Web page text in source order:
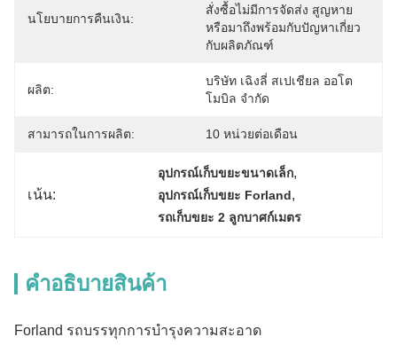
นโยบายการคืนเงิน:
สั่งซื้อไม่มีการจัดส่ง สูญหาย
หรือมาถึงพร้อมกับปัญหาเกี่ยว
กับผลิตภัณฑ์
ผลิต:
บริษัท เฉิงลี่ สเปเชียล ออโต
โมบิล จำกัด
สามารถในการผลิต: 10 หน่วยต่อเดือน
เน้น:
อุปกรณ์เก็บขยะขนาดเล็ก,
อุปกรณ์เก็บขยะ Forland,
รถเก็บขยะ 2 ลูกบาศก์เมตร
คําอธิบายสินค้า
Forland รถบรรทุกการบํารุงความสะอาด